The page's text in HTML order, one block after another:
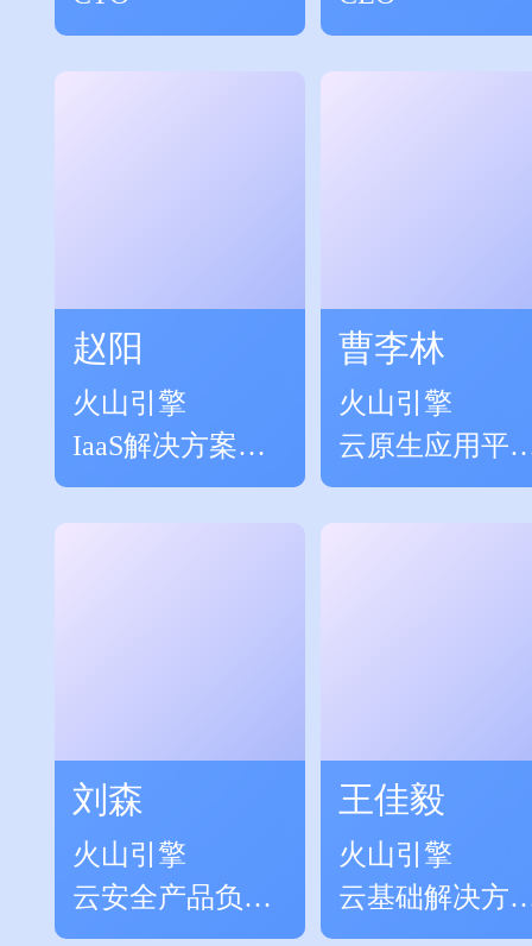
赵阳
火山引擎
IaaS解决方案负
责人
曹李林
火山引擎
云原生应用平
解决方案负责
刘森
火山引擎
云安全产品负责
人
王佳毅
火山引擎
云基础解决方
负责人